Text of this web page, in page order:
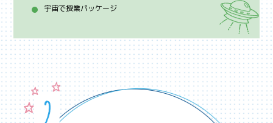
宇宙で授業パッケージ